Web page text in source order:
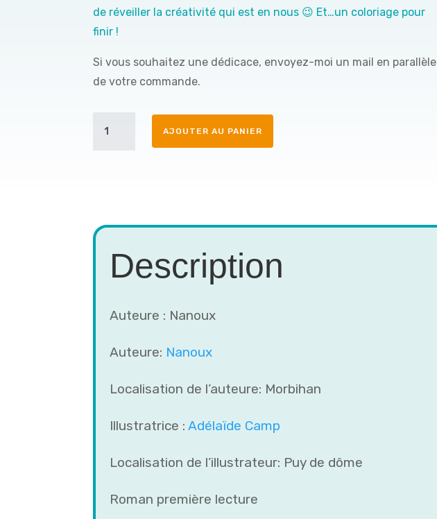
de réveiller la créativité qui est en nous 😉 Et…un coloriage pour
finir !
Si vous souhaitez une dédicace, envoyez-moi un mail en parallèle
de votre commande.
des
AJOUTER AU PANIER
Description
Auteure : Nanoux
Auteure: Nanoux
Localisation de l’auteure: Morbihan
Illustratrice :Adélaïde Camp
Localisation de l’illustrateur: Puy de dôme
Roman première lecture